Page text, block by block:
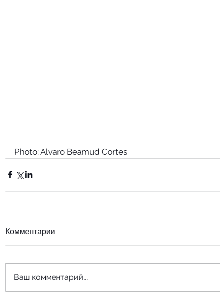
Photo: Alvaro Beamud Cortes
Комментарии
Ваш комментарий...